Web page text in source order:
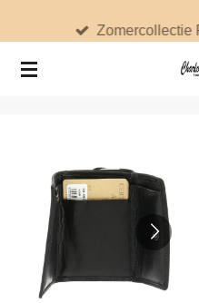
direct
naar
Zomercollectie